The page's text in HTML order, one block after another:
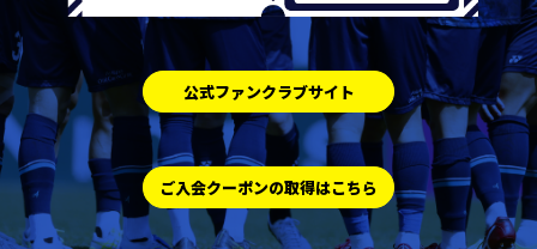
公式ファンクラブサイト
ご入会クーポンの取得はこちら